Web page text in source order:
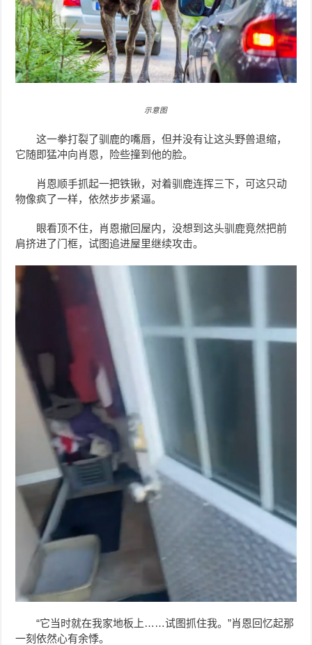
示意图
这一拳打裂了驯鹿的嘴唇，但并没有让这头野兽退缩，
它随即猛冲向肖恩，险些撞到他的脸。
肖恩顺手抓起一把铁锹，对着驯鹿连挥三下，可这只动
物像疯了一样，依然步步紧逼。
眼看顶不住，肖恩撤回屋内，没想到这头驯鹿竟然把前
肩挤进了门框，试图追进屋里继续攻击。
“它当时就在我家地板上……试图抓住我。”肖恩回忆起那
一刻依然心有余悸。